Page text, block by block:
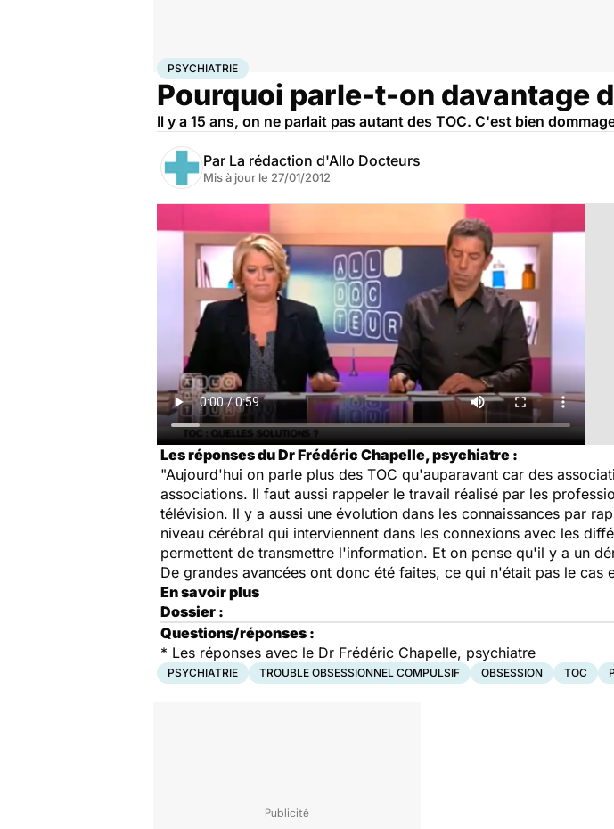
AccueilBien-être Psycho
PSYCHIATRIE
Pourquoi parle-t-on davantage
Il y a 15 ans, on ne parlait pas autant des TOC. C'est bien
Par La rédaction d'Allo Docteurs
Mis à jour le 27/01/2012
Les réponses du Dr Frédéric Chapelle, psychiatre :
"Aujourd'hui on parle plus des TOC qu'auparavant car des
associations. Il faut aussi rappeler le travail réalisé par les
télévision. Il y a aussi une évolution dans les connaissances par
niveau cérébral qui interviennent dans les connexions avec les
permettent de transmettre l'information. Et on pense qu'il y a un
De grandes avancées ont donc été faites, ce qui n'était pas le cas
En savoir plus
Dossier :
Questions/réponses :
* Les réponses avec le Dr Frédéric Chapelle, psychiatre
PSYCHIATRIE TROUBLE OBSESSIONNEL COMPULSIF OBSESSION TOC